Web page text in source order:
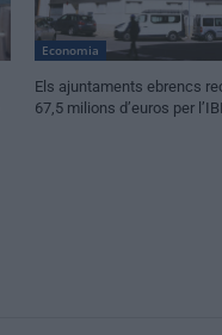
Economia
Els ajuntaments ebrencs
67,5 milions d’euros per